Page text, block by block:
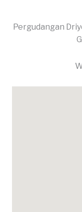
Pergudangan